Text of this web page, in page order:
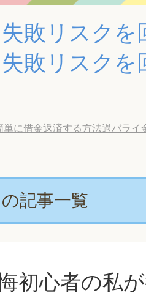
敗リスク
敗リスク
に借金返済する方法過バラ
記事一覧
初心者の私